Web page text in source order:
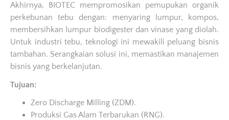
Akhirnya, BIOTEC mempromosikan pemupukan organik
perkebunan tebu dengan: menyaring lumpur, kompos,
membersihkan lumpur biodigester dan vinase yang diolah.
Untuk industri tebu, teknologi ini mewakili peluang bisnis
tambahan. Serangkaian solusi ini, memastikan manajemen
bisnis yang berkelanjutan.
Tujuan:
Zero Discharge Milling (ZDM).
Produksi Gas Alam Terbarukan (RNG).